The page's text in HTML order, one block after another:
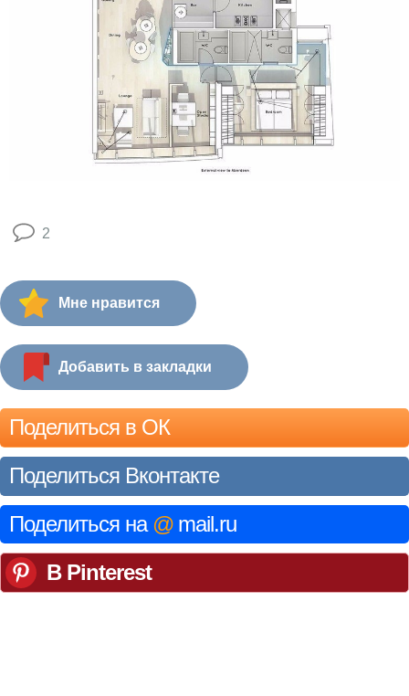
2
Мне нравится
Добавить в закладки
Поделиться в ОК
Поделиться Вконтакте
Поделиться на @ mail.ru
В Pinterest